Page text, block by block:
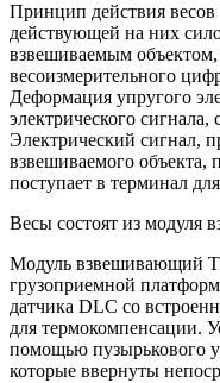
Принцип действия весов
действующей на них
взвешиваемым
весоизмерительного
Деформация упругого
электрического сигнала,
Электрический сигнал,
взвешиваемого объекта,
поступает в терминал
Весы состоят из модуля
Модуль взвешивающий
грузоприемной
датчика DLC со
для термокомпенсации.
помощью пузырькового
которые ввернуты